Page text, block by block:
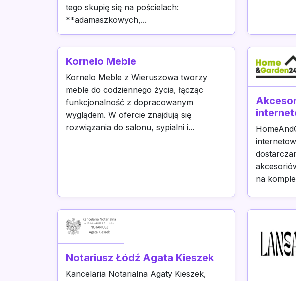
tego skupię się na pościelach:
**adamaszkowych,...
Kornelo Meble
Kornelo Meble z Wieruszowa tworzy
meble do codziennego życia, łącząc
funkcjonalność z dopracowanym
wyglądem. W ofercie znajdują się
rozwiązania do salonu, sypialni i...
na
Notariusz Łódź Agata Kieszek
Kancelaria Notarialna Agaty Kieszek,